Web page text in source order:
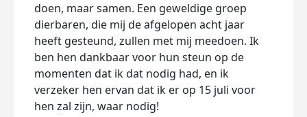
doen, maar samen. Een geweldige groep
dierbaren, die mij de afgelopen acht jaar
heeft gesteund, zullen met mij meedoen. Ik
ben hen dankbaar voor hun steun op de
momenten dat ik dat nodig had, en ik
verzeker hen ervan dat ik er op 15 juli voor
hen zal zijn, waar nodig!